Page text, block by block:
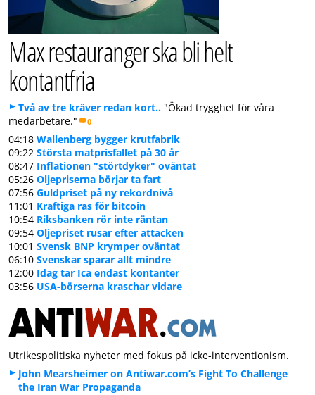
Max restauranger ska bli helt
kontantfria
Två av tre kräver redan kort.. "Ökad trygghet för våra
medarbetare."
0
04:18 Wallenberg bygger krutfabrik
09:22 Största matprisfallet på 30 år
08:47 Inflationen "störtdyker" oväntat
05:26 Oljepriserna börjar ta fart
07:56 Guldpriset på ny rekordnivå
11:01 Kraftiga ras för bitcoin
10:54 Riksbanken rör inte räntan
09:54 Oljepriset rusar efter attacken
10:01 Svensk BNP krymper oväntat
06:10 Svenskar sparar allt mindre
12:00 Idag tar Ica endast kontanter
03:56 USA-börserna kraschar vidare
Utrikespolitiska nyheter med fokus på icke-interventionism.
John Mearsheimer on Antiwar.com’s Fight To Challenge
the Iran War Propaganda